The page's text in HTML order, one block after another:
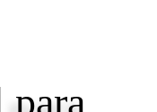
para